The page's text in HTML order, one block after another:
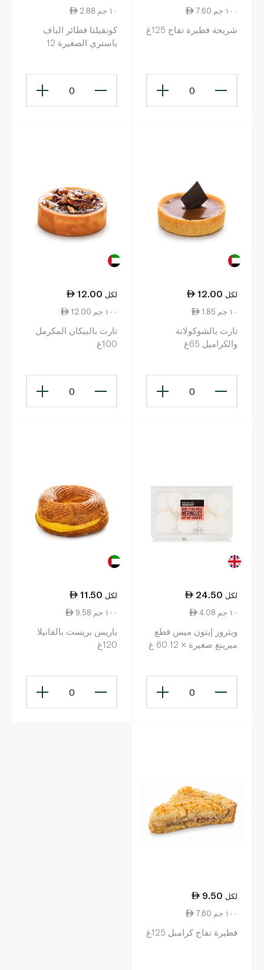
7.60 ١٠٠ جم
شريحة فطيرة تفاح 125غ
0
2.88 ١٠ جم
كونفيلتا فطائر الباف
باستري الصغيرة 12
0
12.00 لكل
1.85 ١٠ جم
تارت بالشوكولاتة
والكراميل 65غ
0
12.00 لكل
12.00 ١٠٠ جم
تارت بالبيكان المكرمل
100غ
0
24.50 لكل
4.08 ١٠ جم
ويتروز إيتون ميس قطع
ميرينغ صغيرة × 12 60 غ
0
11.50 لكل
9.58 ١٠٠ جم
باريس بريست بالفانيلا
120غ
0
9.50 لكل
7.60 ١٠٠ جم
فطيرة تفاح كرامبل 125غ